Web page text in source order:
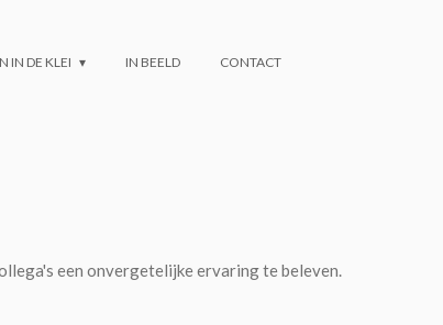
IN DE KLEI IN BEELD CONTACT
een onvergetelijke ervaring te beleven.